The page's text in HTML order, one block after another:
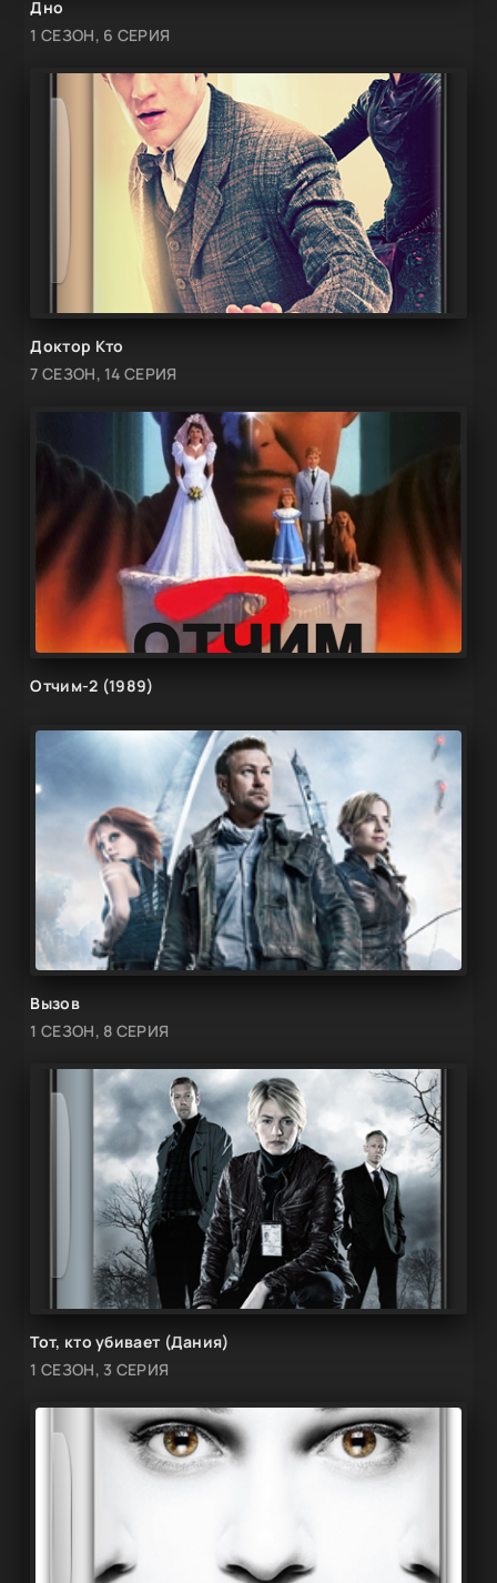
Дно
1 СЕЗОН, 6 СЕРИЯ
Доктор Кто
7 СЕЗОН, 14 СЕРИЯ
Отчим-2 (1989)
Вызов
1 СЕЗОН, 8 СЕРИЯ
Тот, кто убивает (Дания)
1 СЕЗОН, 3 СЕРИЯ